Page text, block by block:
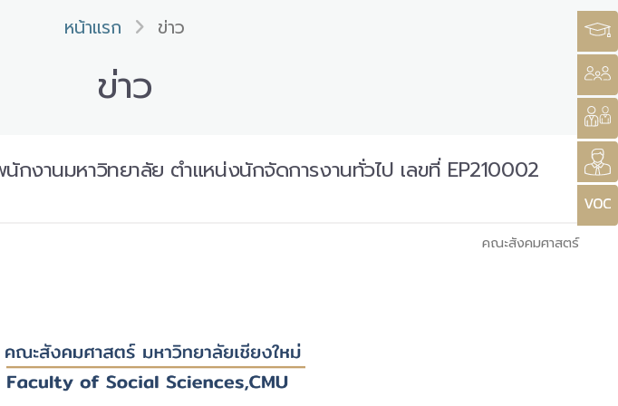
หน้าแรก ข่าว
ข่าว
กงานมหาวิทยาลัย ตำแหน่งนักจัดการงานทั่วไป เลขที่ EP210002
คณะสังคมศาสตร์